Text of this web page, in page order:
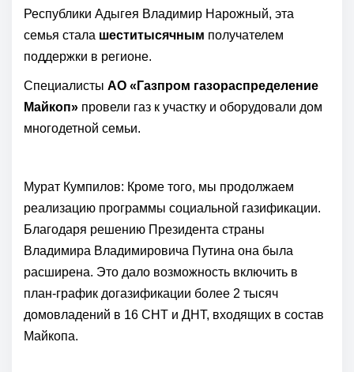
Республики Адыгея Владимир Нарожный, эта
семья стала шеститысячным получателем
поддержки в регионе.
Специалисты АО «Газпром газораспределение
Майкоп» провели газ к участку и оборудовали дом
многодетной семьи.
Мурат Кумпилов: Кроме того, мы продолжаем
реализацию программы социальной газификации.
Благодаря решению Президента страны
Владимира Владимировича Путина она была
расширена. Это дало возможность включить в
план-график догазификации более 2 тысяч
домовладений в 16 СНТ и ДНТ, входящих в состав
Майкопа.